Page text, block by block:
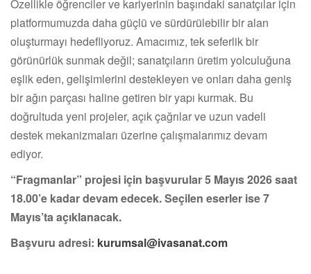
Özellikle öğrenciler ve kariyerinin başındaki sanatçılar için
platformumuzda daha güçlü ve sürdürülebilir bir alan
oluşturmayı hedefliyoruz. Amacımız, tek seferlik bir
görünürlük sunmak değil; sanatçıların üretim yolculuğuna
eşlik eden, gelişimlerini destekleyen ve onları daha geniş
bir ağın parçası haline getiren bir yapı kurmak. Bu
doğrultuda yeni projeler, açık çağrılar ve uzun vadeli
destek mekanizmaları üzerine çalışmalarımız devam
ediyor.
“Fragmanlar” projesi için başvurular 5 Mayıs 2026 saat
18.00’e kadar devam edecek. Seçilen eserler ise 7
Mayıs’ta açıklanacak.
Başvuru adresi: kurumsal@ivasanat.com